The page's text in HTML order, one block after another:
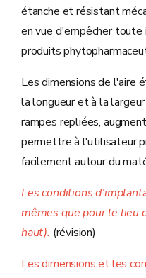
étanche et résistant
en vue d'empêcher
produits
Les dimensions de l'aire
la longueur et à la
rampes repliées,
permettre à l'utilisateur
facilement autour du
Les conditions
mêmes que pour le lieu
haut). (révision)
Les dimensions et les